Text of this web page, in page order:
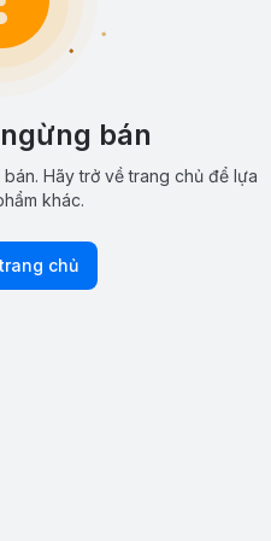
bán
Hãy trở về trang chủ để lựa
khác.
chủ